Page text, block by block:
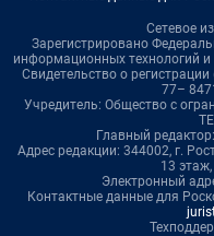
Сетевое
Зарегистрировано
информационных технологий
Свидетельство о
77–
Учредитель: Общество с
Главный
Адрес редакции: 344002, г.
13
Электронный
Контактные данные для